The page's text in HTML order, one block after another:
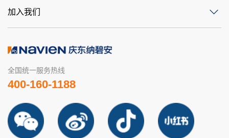
加入我们
全国统一服务热线
400-160-1188